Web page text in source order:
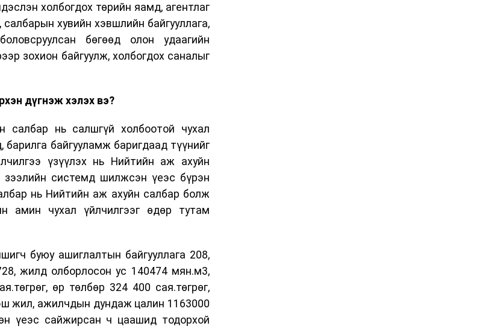
холбогдох төрийн яамд, агентлаг
салбарын хувийн хэвшлийн байгууллага,
бөгөөд олон удаагийн
зохион байгуулж, холбогдох саналыг
дүгнэж хэлэх вэ?
салбар нь салшгүй холбоотой чухал
байгууламж баригдаад түүнийг
үзүүлэх нь Нийтийн аж ахуйн
системд шилжсэн үеэс бүрэн
нь Нийтийн аж ахуйн салбар болж
амин чухал үйлчилгээг өдөр тутам
буюу ашиглалтын байгууллага 208,
жилд олборлосон ус 140474 мян.м3,
өр төлбөр 324 400 сая.төгрөг,
жил, ажилчдын дундаж цалин 1163000
үеэс сайжирсан ч цаашид тодорхой